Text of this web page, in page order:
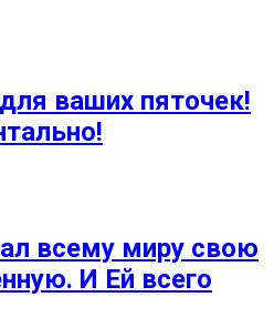
ваших пяточек!
всему миру свою
И Ей всего